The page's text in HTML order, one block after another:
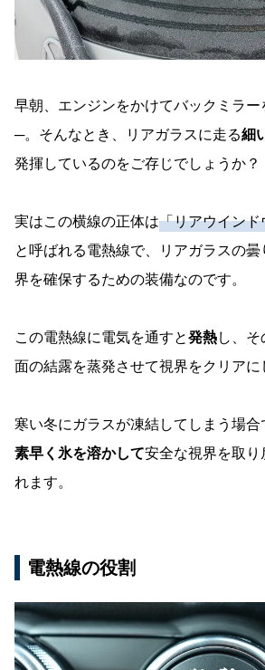
透明導電膜ヒーター
スマートガラス（調光ガラス
早朝、エンジンをかけてバックミラ
─。そんなとき、リアガラスに走る細
発揮しているのをご存じでしょうか？
実はこの横線の正体は「リアウイン
と呼ばれる電熱線で、リアガラスの
界を確保するための装備なのです。
この電熱線に電気を通すと発熱し、
面の結露を蒸発させて視界をクリアに
寒い冬にガラスが凍結してしまう場
素早く氷を溶かして安全な視界を取り
れます。
電熱線の役割